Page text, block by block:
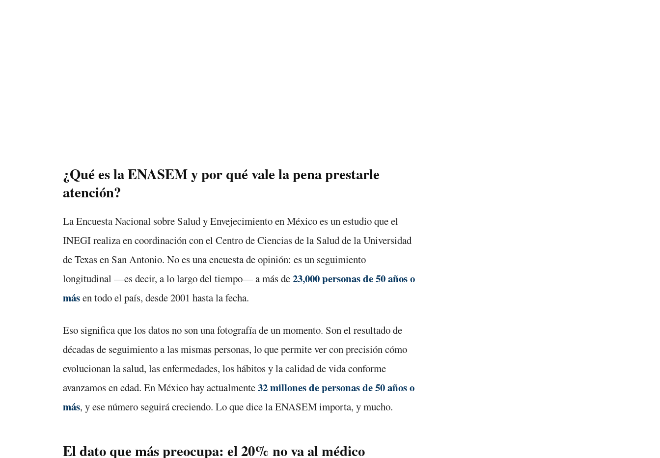
¿Qué es la ENASEM y por qué vale la pena prestarle
atención?
La Encuesta Nacional sobre Salud y Envejecimiento en México es un estudio que el
INEGI realiza en coordinación con el Centro de Ciencias de la Salud de la Universidad
de Texas en San Antonio. No es una encuesta de opinión: es un seguimiento
longitudinal —es decir, a lo largo del tiempo— a más de23,000 personas de 50 años o
másen todo el país, desde 2001 hasta la fecha.
Eso significa que los datos no son una fotografía de un momento. Son el resultado de
décadas de seguimiento a las mismas personas, lo que permite ver con precisión cómo
evolucionan la salud, las enfermedades, los hábitos y la calidad de vida conforme
avanzamos en edad. En México hay actualmente32 millones de personas de 50 años o
más, y ese número seguirá creciendo. Lo que dice la ENASEM importa, y mucho.
El dato que más preocupa: el 20% no va al médico